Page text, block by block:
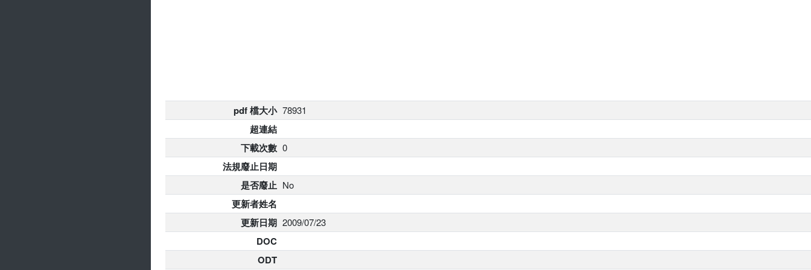
pdf 檔大小 78931
超連結
下載次數 0
法規廢止日期
是否廢止 No
更新者姓名
更新日期 2009/07/23
DOC
ODT